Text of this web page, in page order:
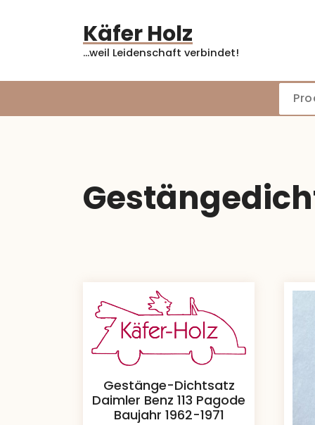
Käfer Holz
...weil Leidenschaft verbindet!
Gestänge-Dichtsatz
Daimler Benz 113 Pagode
Baujahr 1962-1971